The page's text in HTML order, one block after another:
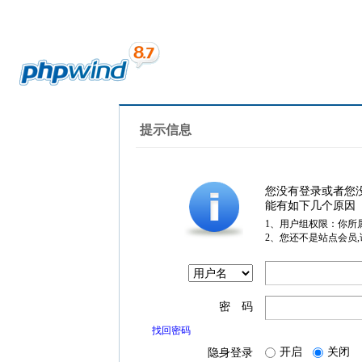
提示信息
您没有登录或者您
能有如下几个原因
1、用户组权限：你所
2、您还不是站点会员
密 码
找回密码
隐身登录 开启 关闭